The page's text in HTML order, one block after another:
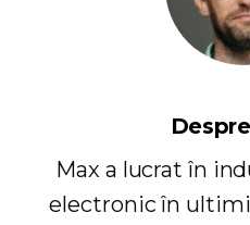
Max a lucrat în
electronic în